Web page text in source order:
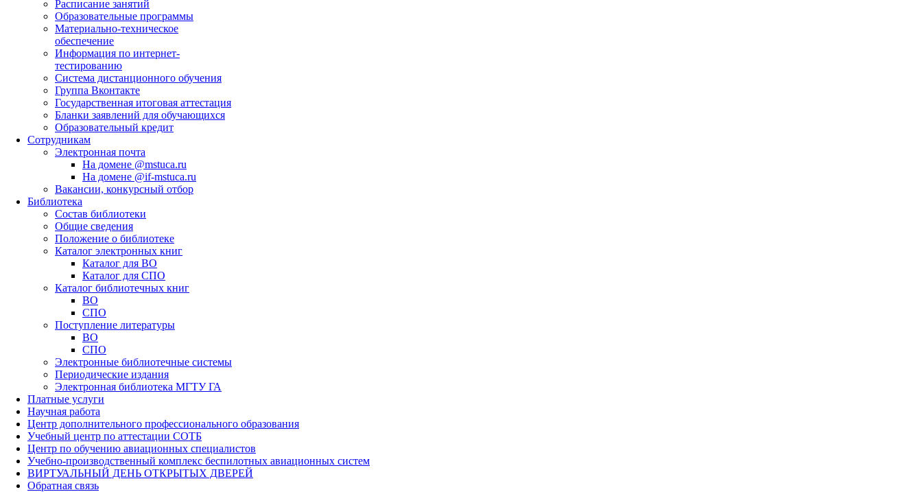
Расписание занятий
Образовательные программы
Материально-техническое
обеспечение
Информация по интернет-
тестированию
Система дистанционного обучения
Группа Вконтакте
Государственная итоговая аттестация
Бланки заявлений для обучающихся
Образовательный кредит
Сотрудникам
Электронная почта
На домене @mstuca.ru
На домене @if-mstuca.ru
Вакансии, конкурсный отбор
Библиотека
Состав библиотеки
Общие сведения
Положение о библиотеке
Каталог электронных книг
Каталог для ВО
Каталог для СПО
Каталог библиотечных книг
ВО
СПО
Поступление литературы
ВО
СПО
Электронные библиотечные системы
Периодические издания
Электронная библиотека МГТУ ГА
Платные услуги
Научная работа
Центр дополнительного профессионального образования
Учебный центр по аттестации СОТБ
Центр по обучению авиационных специалистов
Учебно-производственный комплекс беспилотных авиационных систем
ВИРТУАЛЬНЫЙ ДЕНЬ ОТКРЫТЫХ ДВЕРЕЙ
Обратная связь